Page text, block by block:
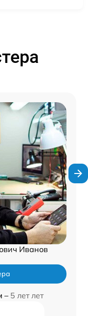
Иванов
– 5 лет лет